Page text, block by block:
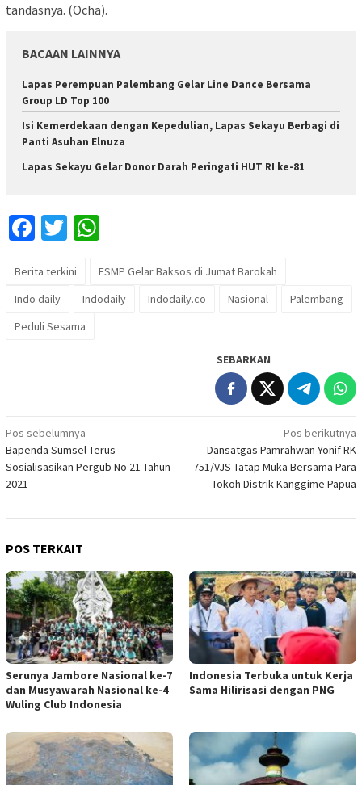
tandasnya. (Ocha).
BACAAN LAINNYA
Lapas Perempuan Palembang Gelar Line Dance Bersama
Group LD Top 100
Isi Kemerdekaan dengan Kepedulian, Lapas Sekayu Berbagi di
Panti Asuhan Elnuza
Lapas Sekayu Gelar Donor Darah Peringati HUT RI ke-81
Facebook
Twitter
Berita terkini
FSMP Gelar Baksos di Jumat Barokah
Indo daily
Indodaily Indodaily.co Nasional
Palembang
Peduli Sesama
SEBARKAN
Navigasi
pos
Pos sebelumnya
Bapenda Sumsel Terus
Sosialisasikan Pergub No 21 Tahun
2021
Pos berikutnya
Dansatgas Pamrahwan Yonif RK
751/VJS Tatap Muka Bersama Para
Tokoh Distrik Kanggime Papua
POS TERKAIT
Serunya Jambore Nasional ke-7
dan Musyawarah Nasional ke-4
Wuling Club Indonesia
Indonesia Terbuka untuk Kerja
Sama Hilirisasi dengan PNG